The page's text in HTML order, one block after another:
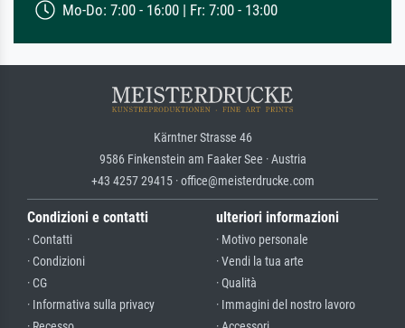
Mo-Do: 7:00 - 16:00 | Fr: 7:00 - 13:00
Kärntner Strasse 46
9586 Finkenstein am Faaker See · Austria
+43 4257 29415 · office@meisterdrucke.com
Condizioni e contatti
· Contatti
· Condizioni
· CG
· Informativa sulla privacy
ulteriori informazioni
· Motivo personale
· Vendi la tua arte
· Qualità
· Immagini del nostro lavoro